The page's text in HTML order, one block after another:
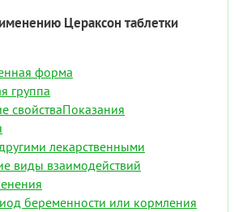
Цераксон таблетки
форма
группа
свойстваПоказания
лекарственными
виды взаимодействий
беременности или кормления